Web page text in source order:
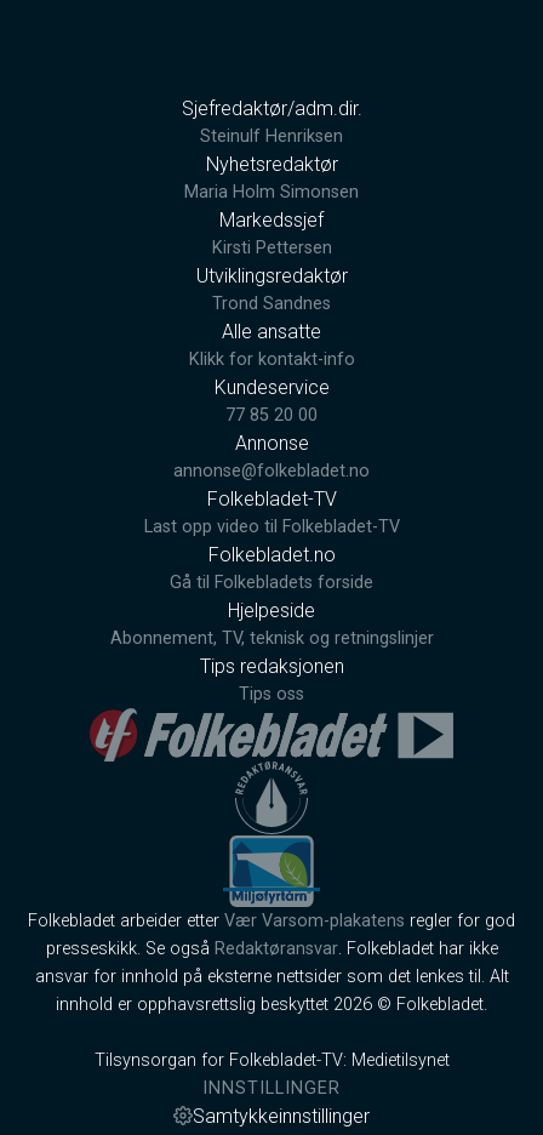
Sjefredaktør/adm.dir.
Steinulf Henriksen
Nyhetsredaktør
Maria Holm Simonsen
Markedssjef
Kirsti Pettersen
Utviklingsredaktør
Trond Sandnes
Alle ansatte
Klikk for kontakt-info
Kundeservice
77 85 20 00
Annonse
annonse@folkebladet.no
Folkebladet-TV
Last opp video til Folkebladet-TV
Folkebladet.no
Gå til Folkebladets forside
Hjelpeside
Abonnement, TV, teknisk og retningslinjer
Tips redaksjonen
Tips oss
Folkebladet arbeider etter Vær Varsom-plakatens regler for god
presseskikk. Se også Redaktøransvar. Folkebladet har ikke
ansvar for innhold på eksterne nettsider som det lenkes til. Alt
innhold er opphavsrettslig beskyttet 2026 © Folkebladet.
Tilsynsorgan for Folkebladet-TV: Medietilsynet
INNSTILLINGER
Samtykkeinnstillinger